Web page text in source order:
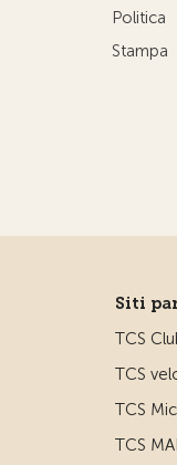
Politica
Stampa
Siti
TCS
TCS
TCS
TCS